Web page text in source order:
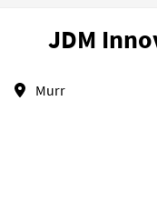
JDM
Murr